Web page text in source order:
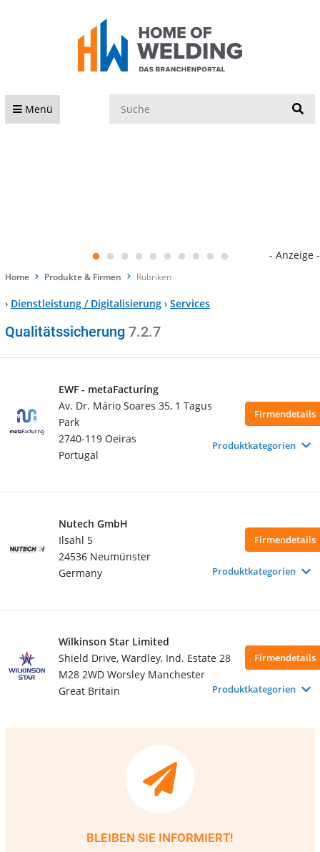
Menü
- Anzeige -
Home Produkte & Firmen Rubriken
› Dienstleistung / Digitalisierung › Services
Qualitätssicherung 7.2.7
EWF - metaFacturing
Av. Dr. Mário Soares 35, 1 Tagus
Park
2740-119 Oeiras
Portugal
Firmendetails
Produktkategorien
Nutech GmbH
Ilsahl 5
24536 Neumünster
Germany
Firmendetails
Produktkategorien
Wilkinson Star Limited
Shield Drive, Wardley, Ind. Estate 28
M28 2WD Worsley Manchester
Great Britain
Firmendetails
Produktkategorien
BLEIBEN SIE INFORMIERT!